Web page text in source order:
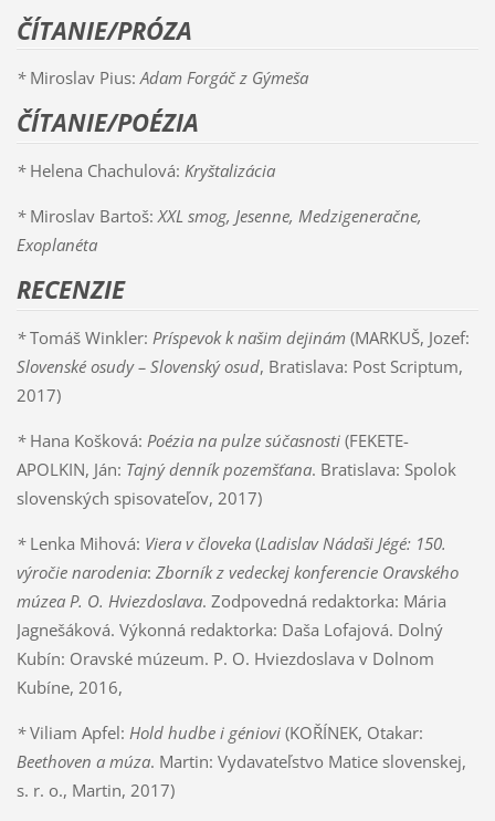
ČÍTANIE/PRÓZA
* Miroslav Pius:Adam Forgáč z Gýmeša
ČÍTANIE/POÉZIA
* Helena Chachulová: Kryštalizácia
* Miroslav Bartoš:XXL smog, Jesenne, Medzigeneračne,
Exoplanéta
RECENZIE
*Tomáš Winkler: Príspevok k našim dejinám(MARKUŠ, Jozef:
Slovenské osudy – Slovenský osud, Bratislava: Post Scriptum,
2017)
* Hana Košková: Poézia na pulze súčasnosti(FEKETE-
APOLKIN, Ján: Tajný denník pozemšťana. Bratislava: Spolok
slovenských spisovateľov, 2017)
* Lenka Mihová: Viera v človeka(Ladislav Nádaši Jégé: 150.
výročie narodenia: Zborník z vedeckej konferencie Oravského
múzea P. O. Hviezdoslava. Zodpovedná redaktorka: Mária
Jagnešáková. Výkonná redaktorka: Daša Lofajová. Dolný
Kubín: Oravské múzeum. P. O. Hviezdoslava v Dolnom
Kubíne, 2016,
*Viliam Apfel: Hold hudbe i géniovi (KOŘÍNEK, Otakar:
Beethoven a múza. Martin: Vydavateľstvo Matice slovenskej,
s. r. o., Martin, 2017)